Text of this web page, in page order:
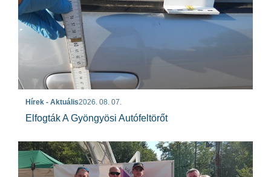
Hírek - Aktuális2026. 08. 07.
Elfogták A Gyöngyösi Autófeltörőt